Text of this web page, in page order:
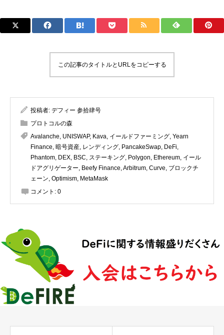
この記事のタイトルとURLをコピーする
投稿者: デフィー 参拾肆号
プロトコルの森
Avalanche, UNISWAP, Kava, イールドファーミング, Yearn
Finance, 暗号資産, レンディング, PancakeSwap, DeFi,
Phantom, DEX, BSC, ステーキング, Polygon, Ethereum, イール
ドアグリゲーター, Beefy Finance,Arbitrum, Curve, ブロックチ
ェーン, Optimism, MetaMask
コメント: 0